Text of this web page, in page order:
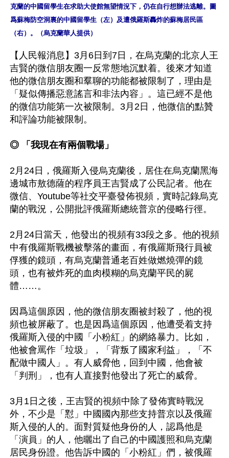
克蘭的中國留學生在求助大使館無望情況下，仍在自行想辦法逃離。圖
爲蘇梅防空洞裏的中國留學生（左）及遭俄羅斯轟炸的蘇梅居民區
（右）。（烏克蘭華人提供）
【人民報消息】3月6日到7日，在烏克蘭的北京人王
吉賢的微信朋友圈一反常態地沉默着。後來才知道
他的微信朋友圈和羣聊的功能都被限制了，理由是
「疑似傳播惡意謠言和非法內容」。這已經不是他
的微信功能第一次被限制。3月2日，他微信的點贊
和評論功能被限制。
◎ 「我現在有兩個戰場」
2月24日，俄羅斯入侵烏克蘭後，居住在烏克蘭黑海
邊城市敖德薩的程序員王吉賢成了公民記者。他在
微信、Youtube等社交平臺發佈視頻，實時記錄烏克
蘭的戰況，公開批評俄羅斯總統普京的侵略行徑。
2月24日當天，他發出的視頻有33段之多。他的視頻
中有俄羅斯戰機被擊落的畫面，有俄羅斯飛行員被
俘獲的鏡頭，有烏克蘭普通老百姓做燃燒彈的鏡
頭，也有被炸死的血肉模糊的烏克蘭平民的屍
體……。
因爲這個原因，他的微信朋友圈被封殺了，他的視
頻也被屏蔽了。也是因爲這個原因，他遭受着支持
俄羅斯入侵的中國「小粉紅」的網絡暴力。比如，
他被會罵作「垃圾」，「背叛了國家利益」，「不
配做中國人」。有人威脅他，回到中國，他會被
「判刑」，也有人直接對他發出了死亡的威脅。
3月1日之後，王吉賢的視頻中除了發佈實時戰況
外，不少是「懟」中國國內那些支持普京以及俄羅
斯入侵的人的。面對質疑他身份的人，認爲他是
「演員」的人，他曬出了自己的中國護照和烏克蘭
居民身份證。他告訴中國的「小粉紅」們，被俄羅